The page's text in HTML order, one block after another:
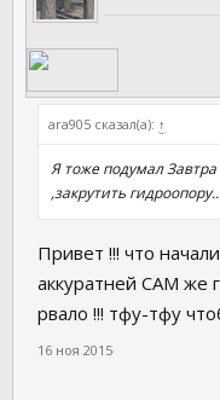
ara905 сказал(а): ↑
Я тоже подумал Завтра
,закрутить
Привет !!! что
аккуратней САМ же
рвало !!! тфу-тфу
16 ноя 2015